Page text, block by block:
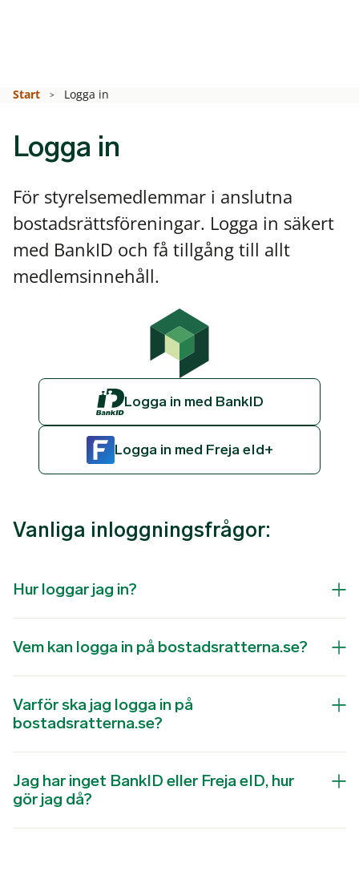
Start Logga in
Logga in
För styrelsemedlemmar i anslutna
bostadsrättsföreningar. Logga in säkert
med BankID och få tillgång till allt
medlemsinnehåll.
Logga in med BankID
Logga in med Freja eId+
Vanliga inloggningsfrågor:
Hur loggar jag in?
Vem kan logga in på bostadsratterna.se?
Varför ska jag logga in på
bostadsratterna.se?
Jag har inget BankID eller Freja eID, hur
gör jag då?